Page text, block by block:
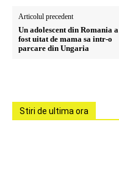
Articolul precedent
Un adolescent din Romania a
fost uitat de mama sa intr-o
parcare din Ungaria
Stiri de ultima ora